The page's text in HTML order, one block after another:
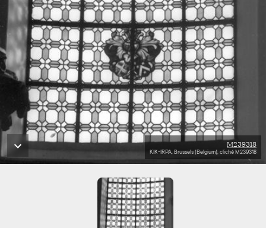
M239318
KIK-IRPA, Brussels (Belgium), cliché M239318